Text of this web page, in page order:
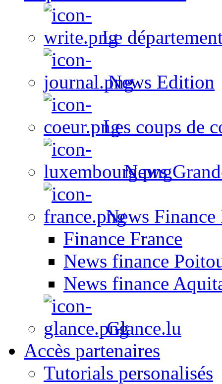
Le
News Edition
Les coups de
News
News Finance
Finance France
News finance
News finance
Glance.lu
Accès partenaires
Tutorials personalisés